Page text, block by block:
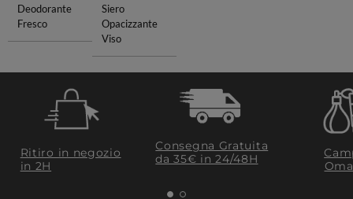
Deodorante
Fresco
Siero
Opacizzante
Viso
Ritiro in negozio
in 2H
Consegna Gratuita
da 35€​ in 24/48H